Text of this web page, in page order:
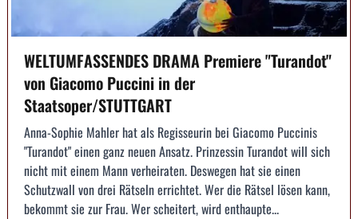
WELTUMFASSENDES DRAMA Premiere "Turandot"
von Giacomo Puccini in der
Staatsoper/STUTTGART
Anna-Sophie Mahler hat als Regisseurin bei Giacomo Puccinis
"Turandot" einen ganz neuen Ansatz. Prinzessin Turandot will sich
nicht mit einem Mann verheiraten. Deswegen hat sie einen
Schutzwall von drei Rätseln errichtet. Wer die Rätsel lösen kann,
bekommt sie zur Frau. Wer scheitert, wird enthaupte...